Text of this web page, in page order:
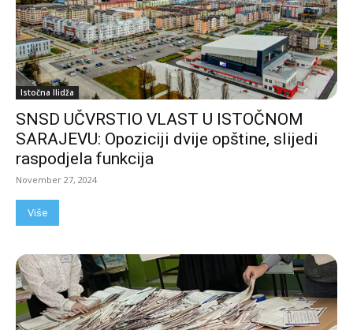
Istočna Ilidža
SNSD UČVRSTIO VLAST U ISTOČNOM
SARAJEVU: Opoziciji dvije opštine, slijedi
raspodjela funkcija
November 27, 2024
Više